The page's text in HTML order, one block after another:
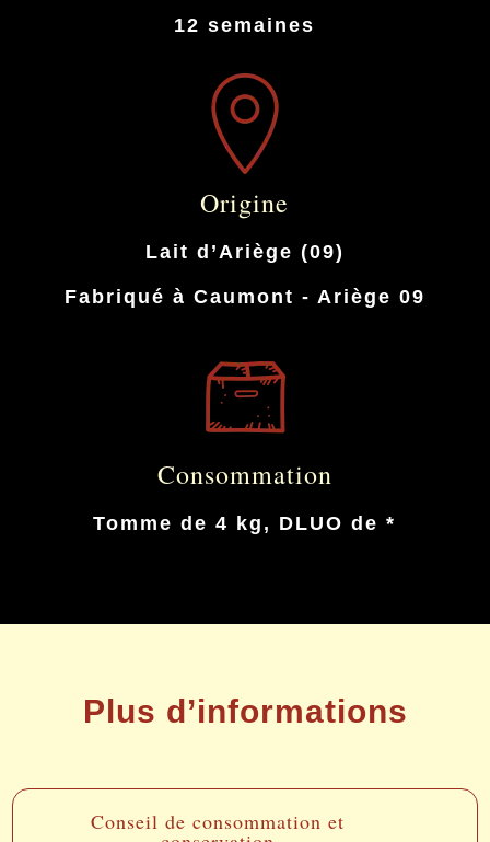
12 semaines
Origine
Lait d’Ariège (09)
Fabriqué à Caumont - Ariège 09
Consommation
Tomme de 4 kg, DLUO de *
Plus d’informations
Conseil de consommation et